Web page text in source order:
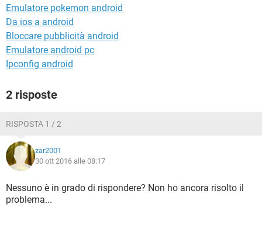
Emulatore pokemon android
Da ios a android
Bloccare pubblicità android
Emulatore android pc
Ipconfig android
2 risposte
RISPOSTA 1 / 2
zar2001
30 ott 2016 alle 08:17
Nessuno è in grado di rispondere? Non ho ancora risolto il
problema...